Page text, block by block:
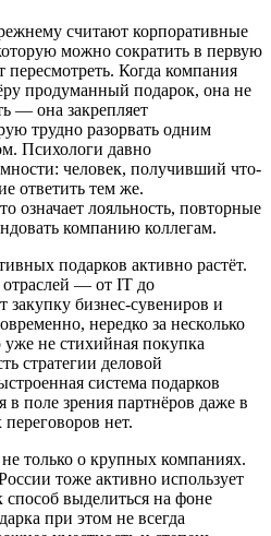
считают корпоративные
можно сократить в первую
пересмотреть. Когда компания
продуманный подарок, она не
— она закрепляет
трудно разорвать одним
Психологи давно
человек, получивший что-
ответить тем же.
означает лояльность, повторные
компанию коллегам.
подарков активно растёт.
— от IT до
бизнес-сувениров и
нередко за несколько
не стихийная покупка
стратегии деловой
система подарков
в поле зрения партнёров даже в
нет.
только о крупных компаниях.
тоже активно использует
выделиться на фоне
при этом не всегда